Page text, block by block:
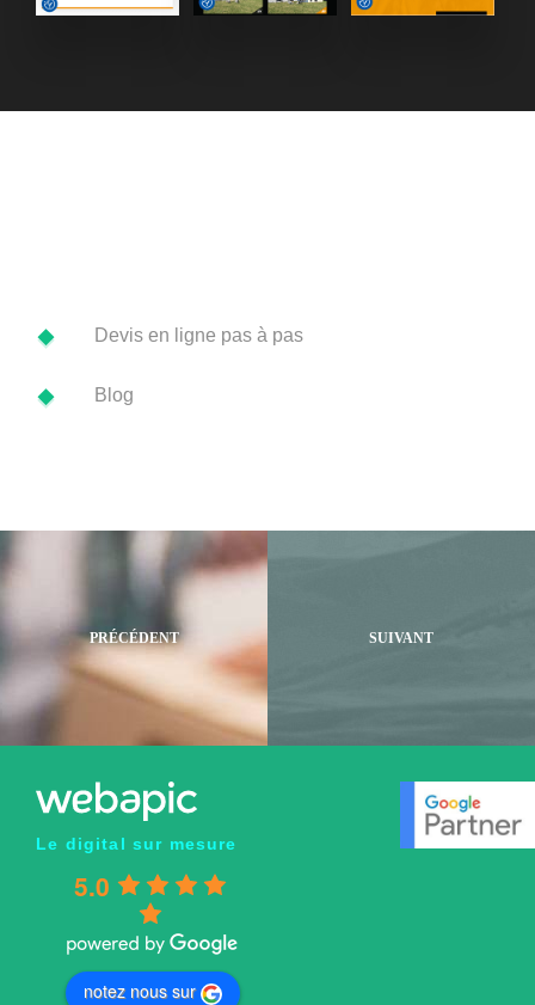
Devis en ligne pas à pas
Blog
Le digital sur mesure
5.0
notez nous sur